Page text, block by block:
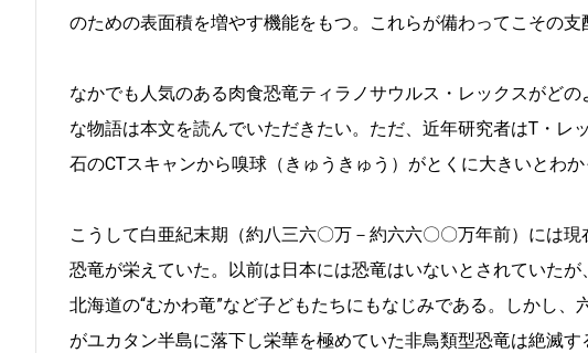
のための表面積を増やす機能をもつ。これらが備わってこその支
なかでも人気のある肉食恐竜ティラノサウルス・レックスがど
な物語は本文を読んでいただきたい。ただ、近年研究者はT・
石のCTスキャンから嗅球（きゅうきゅう）がとくに大きいとわか
こうして白亜紀末期（約八三六〇万－約六六〇〇万年前）には
恐竜が栄えていた。以前は日本には恐竜はいないとされていたが
北海道の“むかわ竜”など子どもたちにもなじみである。しかし
がユカタン半島に落下し栄華を極めていた非鳥類型恐竜は絶滅す